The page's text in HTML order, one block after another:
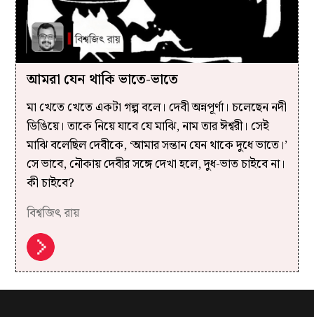
আমরা যেন থাকি ভাতে-ভাতে
মা খেতে খেতে একটা গল্প বলে। দেবী অন্নপূর্ণা। চলেছেন নদী
ডিঙিয়ে। তাকে নিয়ে যাবে যে মাঝি, নাম তার ঈশ্বরী। সেই
মাঝি বলেছিল দেবীকে, ‘আমার সন্তান যেন থাকে দুধে ভাতে।’
সে ভাবে, নৌকায় দেবীর সঙ্গে দেখা হলে, দুধ-ভাত চাইবে না।
কী চাইবে?
বিশ্বজিৎ রায়